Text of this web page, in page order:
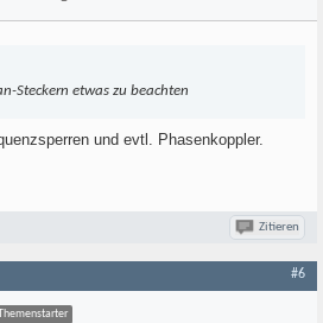
Steckern etwas zu beachten
und evtl. Phasenkoppler.
Zitieren
#6